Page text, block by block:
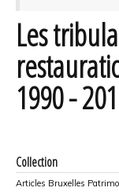
Les
1990 -
Collection
Articles Bruxelles